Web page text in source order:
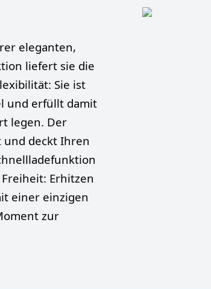
eleganten,
liefert sie die
Sie ist
und erfüllt damit
legen. Der
und deckt Ihren
Erhitzen
einer einzigen
zur